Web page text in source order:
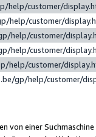
help/customer/
help/customer/
help/customer/
help/customer/
help/customer/
gp/help/customer/
von einer